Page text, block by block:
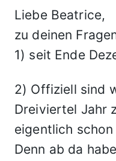
Liebe Beatrice,
zu deinen
1) seit Ende
2) Offiziell sind
Dreiviertel Jahr
eigentlich
Denn ab da